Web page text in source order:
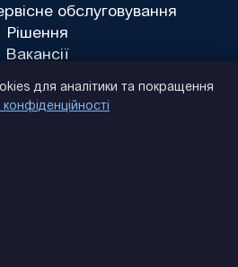
обслуговування
Рішення
Вакансії
для аналітики та покращення
конфіденційності